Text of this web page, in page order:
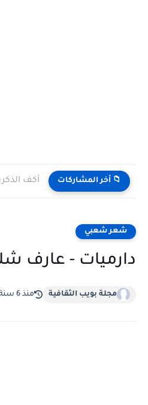
📁 أخر المشاركات أكف
شعر شعبي
دارميات - عارف
مجلة بويب الثقافية منذ 6 سنة